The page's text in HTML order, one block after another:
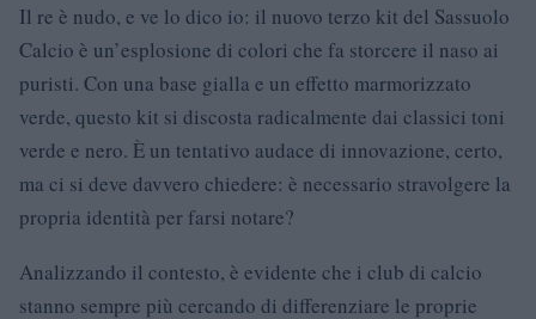
Il re è nudo, e ve lo dico io: il nuovo terzo kit del Sassuolo
Calcio è un’esplosione di colori che fa storcere il naso ai
puristi. Con una base gialla e un effetto marmorizzato
verde, questo kit si discosta radicalmente dai classici toni
verde e nero. È un tentativo audace di innovazione, certo,
ma ci si deve davvero chiedere: è necessario stravolgere la
propria identità per farsi notare?
Analizzando il contesto, è evidente che i club di calcio
stanno sempre più cercando di differenziare le proprie